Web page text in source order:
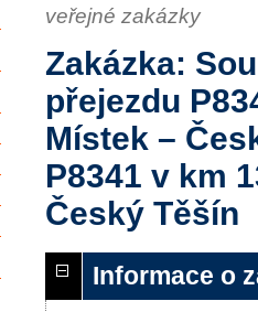
veřejné zakázky
Zakázka:
přejezdu
Místek –
P8341 v km
Český Těšín
Informace o